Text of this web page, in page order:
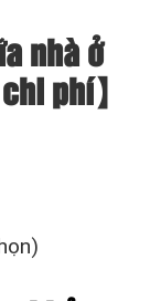
nhà ở
phí】